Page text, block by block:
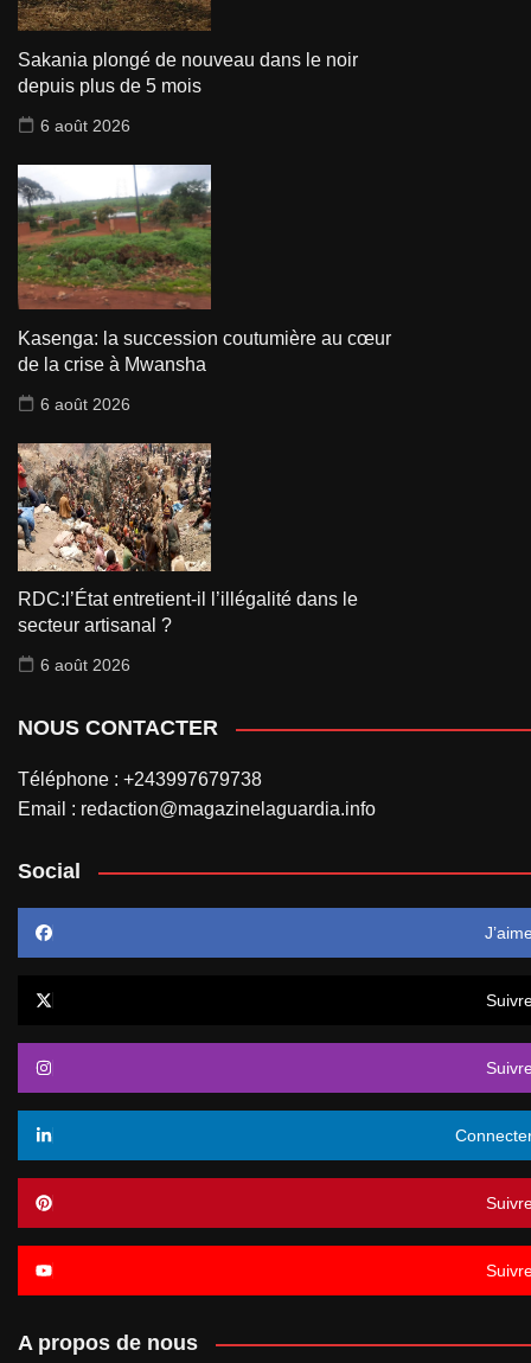
Sakania plongé de nouveau dans le noir
depuis plus de 5 mois
6 août 2026
Kasenga: la succession coutumière au cœur
de la crise à Mwansha
6 août 2026
RDC:l’État entretient-il l’illégalité dans le
secteur artisanal ?
6 août 2026
NOUS CONTACTER
Téléphone : +243997679738
Email : redaction@magazinelaguardia.info
Social
A propos de nous